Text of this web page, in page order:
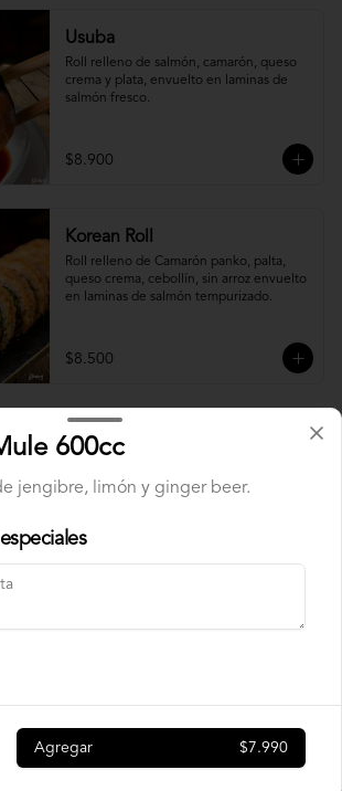
Usuba
Roll relleno de salmón, camarón, queso
crema y plata, envuelto en laminas de
salmón fresco.
$8.900
Korean Roll
Roll relleno de Camarón panko, palta,
queso crema, cebollín, sin arroz envuelto
en laminas de salmón tempurizado.
$8.500
Crunch Roll
crema, cebollín, almendras triturada, sin
arroz, envuelto en palta.
Nori Champ Roll
$7.900
600cc
jengibre, limón y ginger beer.
Agregar $7.990